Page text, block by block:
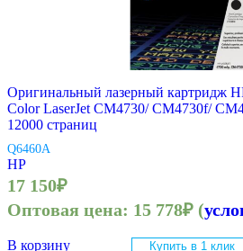
Оригинальный лазерный картридж
Color LaserJet CM4730/ CM4730f/
12000 страниц
Q6460A
HP
17 150₽
Оптовая цена: 15 778₽ (
В корзину Купить в 1 клик